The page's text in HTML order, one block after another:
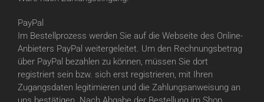
PayPal
Im Bestellprozess werden Sie auf die Webseite des Online-
Anbieters PayPal weitergeleitet. Um den Rechnungsbetrag
über PayPal bezahlen zu können, müssen Sie dort
registriert sein bzw. sich erst registrieren, mit Ihren
Zugangsdaten legitimieren und die Zahlungsanweisung an